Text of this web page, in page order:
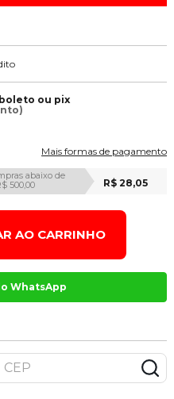
ou pix
Mais formas de pagamento
abaixo de
500,00
R$ 28,05
AO CARRINHO
WhatsApp